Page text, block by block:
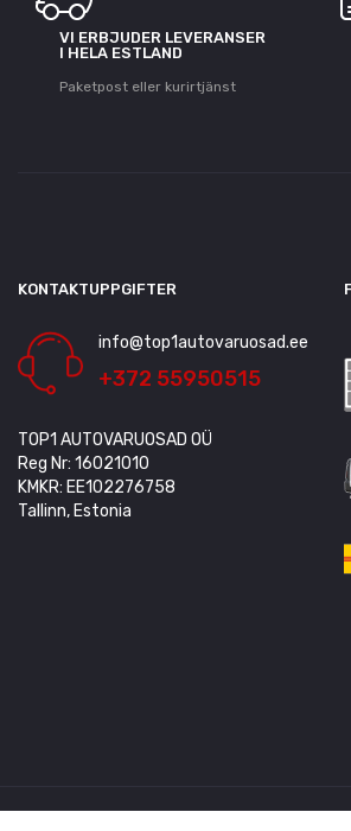
VI ERBJUDER LEVERANSER
I HELA ESTLAND
Paketpost eller kurirtjänst
KONTAKTUPPGIFTER
info@top1autovaruosad.ee
+372 55950515
TOP1 AUTOVARUOSAD OÜ
Reg Nr: 16021010
KMKR: EE102276758
Tallinn, Estonia